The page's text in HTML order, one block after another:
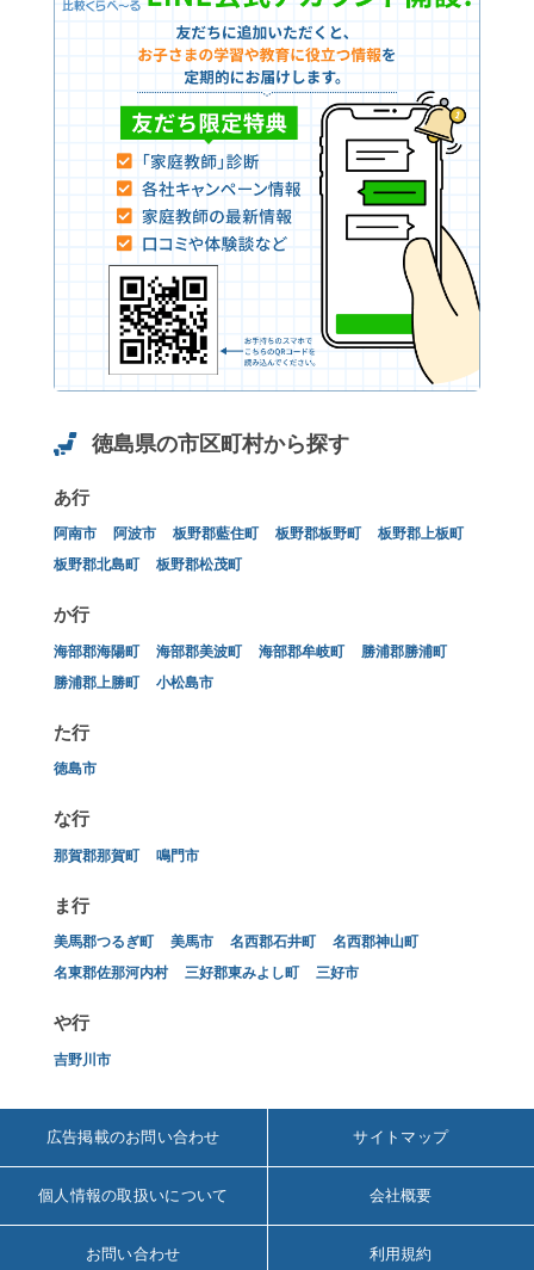
徳島県の市区町村から探す
あ行
阿南市 阿波市 板野郡藍住町 板野郡板野町
板野郡上板町
板野郡北島町
板野郡松茂町
か行
海部郡海陽町 海部郡美波町 海部郡牟岐町
勝浦郡勝浦町
勝浦郡上勝町
小松島市
た行
徳島市
な行
那賀郡那賀町 鳴門市
ま行
美馬郡つるぎ町 美馬市 名西郡石井町
名西郡神山町
名東郡佐那河内村
三好郡東みよし町 三好市
や行
吉野川市
広告掲載のお問い合わせ サイトマップ
個人情報の取扱いについて 会社概要
お問い合わせ 利用規約